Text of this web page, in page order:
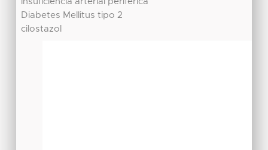
Diabetes Mellitus tipo 2
cilostazol